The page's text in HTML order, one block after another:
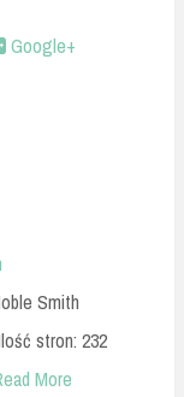
Google+
Smith
stron: 232
More